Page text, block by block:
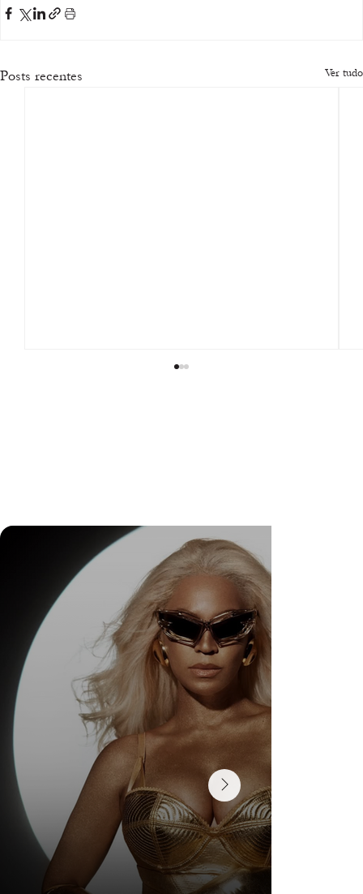
Posts recentes Ver tudo
DR. FELIPE GASPARINI: A CIÊNCIA DE
SABER QUANDO TRANSFORMAR